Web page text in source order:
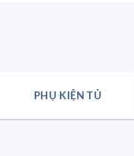
PHỤ KIỆN TỦ